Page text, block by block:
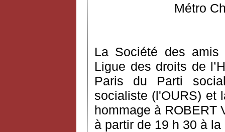
Métro
La Société des amis
Ligue des droits de
Paris du Parti
socialiste (l'OURS) et
hommage à ROBERT
à partir de 19 h 30 à